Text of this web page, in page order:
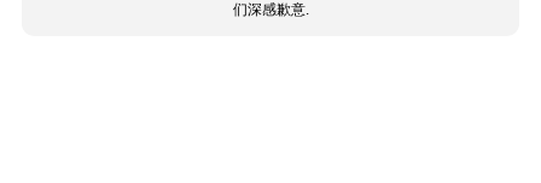
们深感歉意.